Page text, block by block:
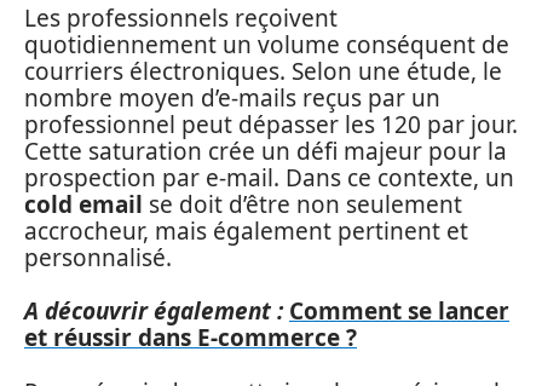
Les professionnels reçoivent
quotidiennement un volume conséquent de
courriers électroniques. Selon une étude, le
nombre moyen d’e-mails reçus par un
professionnel peut dépasser les 120 par jour.
Cette saturation crée un défi majeur pour la
prospection par e-mail. Dans ce contexte, un
cold email se doit d’être non seulement
accrocheur, mais également pertinent et
personnalisé.
A découvrir également : Comment se lancer
et réussir dans E-commerce ?